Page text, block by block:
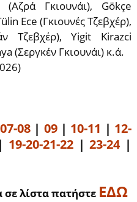
(Αζρά Γκιουνάι), Gökçe
Ece (Γκιουνές Τζεβχέρ),
Τζεβχέρ), Yigit Kirazci
(Σεργκέν Γκιουνάι) κ.ά.
07-08 | 09| 10-11 | 12-
19-20-21-22 |23-24|
σε λίστα πατήστε ΕΔΩ